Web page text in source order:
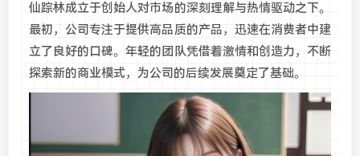
仙踪林成立于创始人对市场的深刻理解与热情驱动之下。
最初，公司专注于提供高品质的产品，迅速在消费者中建
立了良好的口碑。年轻的团队凭借着激情和创造力，不断
探索新的商业模式，为公司的后续发展奠定了基础。